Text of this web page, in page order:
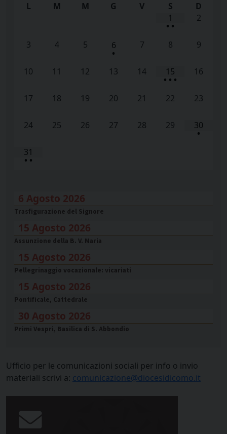
L M M G V S
D
1
• •
2
3 4 5 6
•
7 8 9
10 11 12 13 14 15
• • •
16
17 18 19 20 21 22 23
24 25 26 27 28 29 30
•
31
• •
6 Agosto 2026
Trasfigurazione del Signore
15 Agosto 2026
Assunzione della B. V. Maria
15 Agosto 2026
Pellegrinaggio vocazionale: vicariati
15 Agosto 2026
Pontificale, Cattedrale
30 Agosto 2026
Primi Vespri, Basilica di S. Abbondio
Ufficio per le comunicazioni sociali per info o invio
materiali scrivi a: comunicazione@diocesidicomo.it